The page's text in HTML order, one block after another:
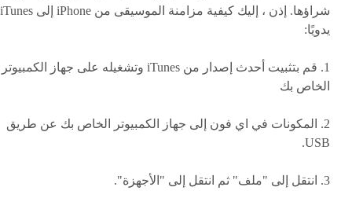
شراؤها. إذن ، إليك كيفية مزامنة الموسيقى من iPhone إلى iTunes
يدويًا:
1. قم بتثبيت أحدث إصدار من iTunes وتشغيله على جهاز الكمبيوتر
الخاص بك
2. المكونات في اي فون إلى جهاز الكمبيوتر الخاص بك عن طريق
USB.
3. انتقل إلى "ملف" ثم انتقل إلى "الأجهزة".